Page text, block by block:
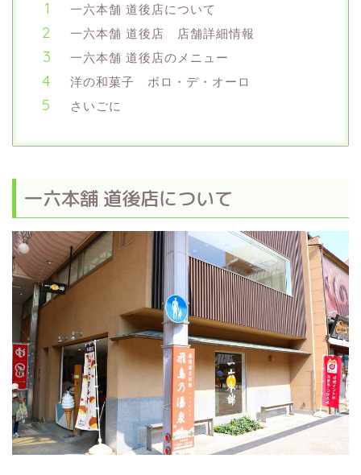
一六本舗 道後店について
一六本舗 道後店 店舗詳細情報
一六本舗 道後店のメニュー
洋の和菓子 ボロ・デ・オーロ
さいごに
一六本舗 道後店について